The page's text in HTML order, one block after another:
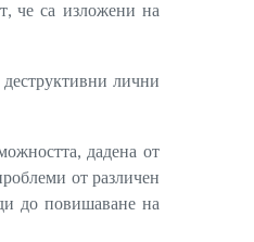
че са изложени на
лични
дадена от
от различен
до повишаване на